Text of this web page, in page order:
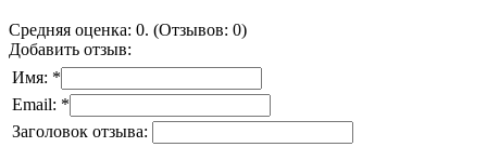
Средняя оценка: 0. (Отзывов: 0)
Добавить отзыв:
Имя: *
Email: *
Заголовок отзыва: